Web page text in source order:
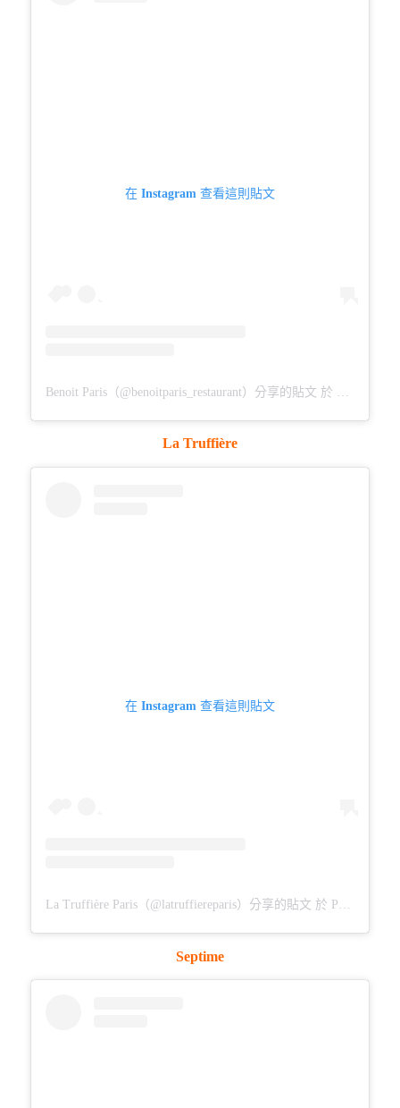
在 Instagram 查看這則貼文
Benoit Paris（@benoitparis_restaurant）分享的貼文 於
La Truffière
在 Instagram 查看這則貼文
La Truffière Paris（@latruffiereparis）分享的貼文 於 PDT 2018 年 3月 月 18 日 上午 12:59
Septime